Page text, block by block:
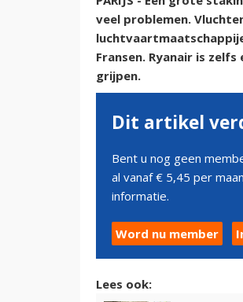
veel problemen.
Fransen. Ryanair is
grijpen.
Dit artikel
Bent u nog geen
al vanaf € 5,45 per
informatie.
Word nu member
Lees ook: